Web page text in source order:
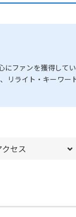
ファンを獲得してい
ライト・キーワー
セス